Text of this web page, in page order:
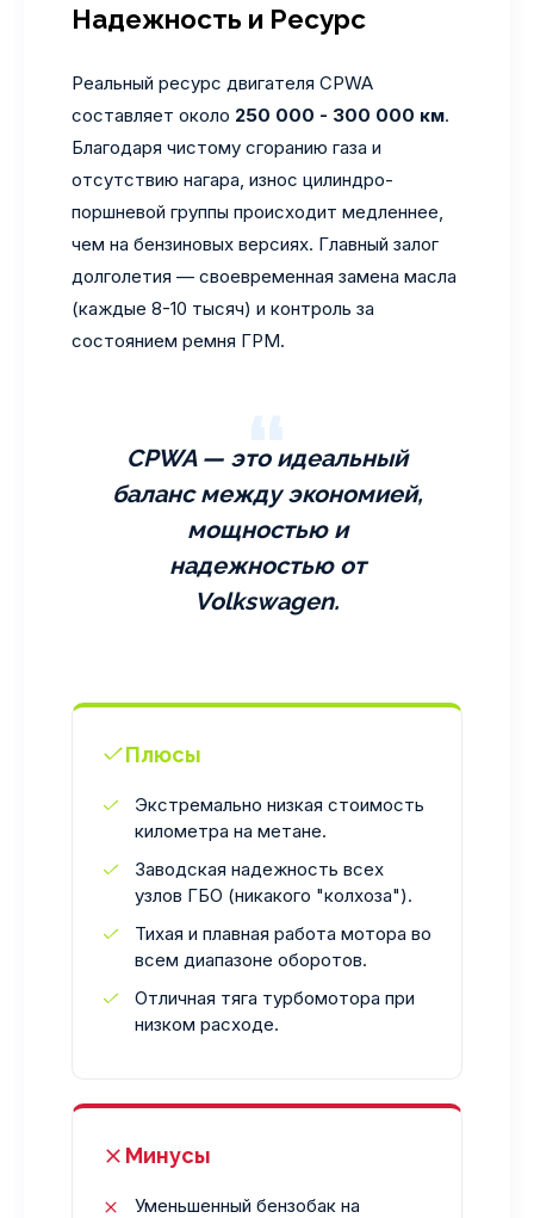
Надежность и Ресурс
Реальный ресурс двигателя CPWA
составляет около 250 000 - 300 000 км.
Благодаря чистому сгоранию газа и
отсутствию нагара, износ цилиндро-
поршневой группы происходит медленнее,
чем на бензиновых версиях. Главный залог
долголетия — своевременная замена масла
(каждые 8-10 тысяч) и контроль за
состоянием ремня ГРМ.
CPWA — это идеальный
баланс между экономией,
мощностью и
надежностью от
Volkswagen.
Плюсы
Экстремально низкая стоимость
километра на метане.
Заводская надежность всех
узлов ГБО (никакого "колхоза").
Тихая и плавная работа мотора во
всем диапазоне оборотов.
Отличная тяга турбомотора при
низком расходе.
Минусы
Уменьшенный бензобак на